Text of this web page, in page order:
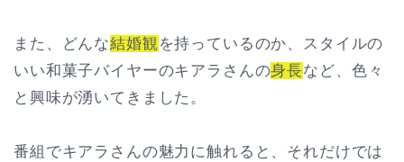
また、どんな結婚観を持っているのか、スタイルの
いい和菓子バイヤーのキアラさんの身長など、色々
と興味が湧いてきました。
番組でキアラさんの魅力に触れると、それだけでは